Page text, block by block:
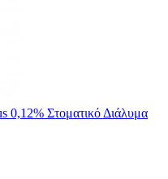
0,12% Στοματικό Διάλυμα